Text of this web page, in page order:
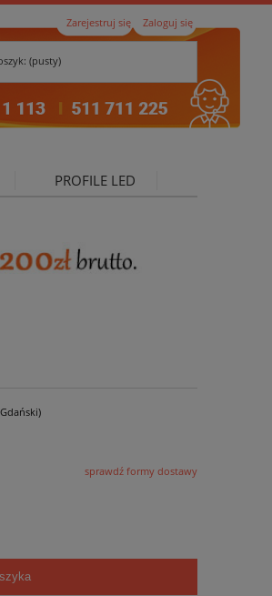
Zarejestruj się Zaloguj się
(pusty)
PROFILE LED
sprawdź formy dostawy